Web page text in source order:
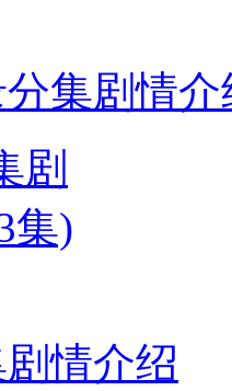
集剧情介
情介绍